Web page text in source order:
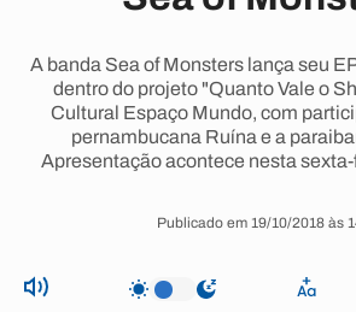
A banda Sea of Monsters lança seu
dentro do projeto "Quanto Vale o
Cultural Espaço Mundo, com
pernambucana Ruína e a
Apresentação acontece nesta
Publicado em 19/10/2018 às